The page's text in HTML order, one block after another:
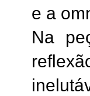
e a
Na